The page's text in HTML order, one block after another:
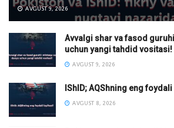
AVGUST 9, 2026
Avvalgi shar va fasod
uchun yangi tahdid vositasi!
AVGUST 9, 2026
IShID; AQShning eng
AVGUST 8, 2026